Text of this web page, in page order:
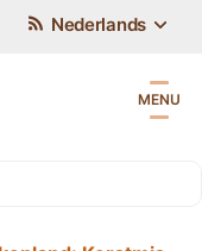
Nederlands
MENU